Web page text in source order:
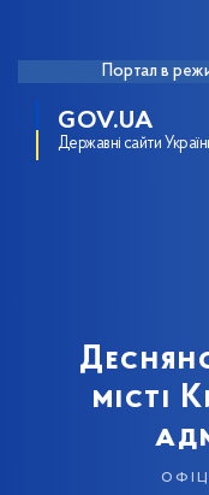
Портал в
GOV.UA
Державні сайти
місті